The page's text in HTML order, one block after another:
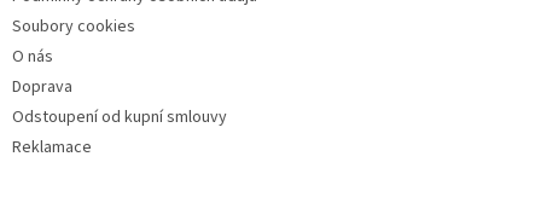
Soubory cookies
O nás
Doprava
Odstoupení od kupní smlouvy
Reklamace